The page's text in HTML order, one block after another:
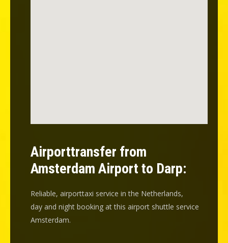
Airporttransfer from
Amsterdam Airport to Darp:
Reliable, airporttaxi service in the Netherlands,
day and night booking at this airport shuttle service
Amsterdam.